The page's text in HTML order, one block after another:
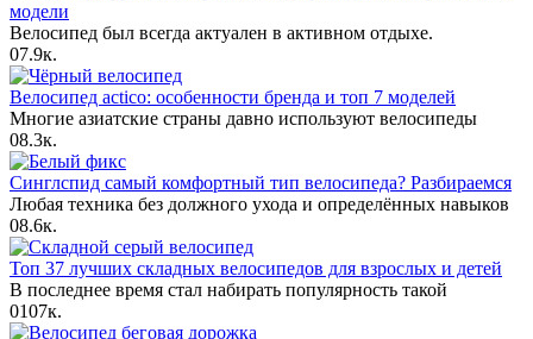
модели
Велосипед был всегда актуален в активном отдыхе.
07.9к.
Велосипед actico: особенности бренда и топ 7 моделей
Многие азиатские страны давно используют велосипеды
08.3к.
Синглспид самый комфортный тип велосипеда? Разбираемся
Любая техника без должного ухода и определённых навыков
08.6к.
Топ 37 лучших складных велосипедов для взрослых и детей
В последнее время стал набирать популярность такой
0107к.